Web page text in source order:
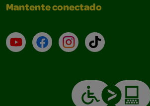
Mantente conectado
YouTube (en inglés)
Facebook (en inglés)
Instagram (en inglés)
TikTok